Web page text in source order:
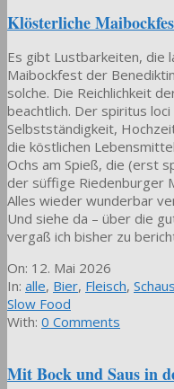
Klösterliche
Es gibt Lustbarkeiten, die
Maibockfest der
solche. Die Reichlichkeit
beachtlich. Der spiritus
Selbstständigkeit,
die köstlichen
Ochs am Spieß, die (erst
der süffige Riedenburger
Alles wieder wunderbar
Und siehe da – über die
vergaß ich bisher zu
2026-
05-
12
On: 12. Mai 2026
In: alle, Bier, Fleisch,
Slow Food
With: 0 Comments
Mit Bock und Saus in